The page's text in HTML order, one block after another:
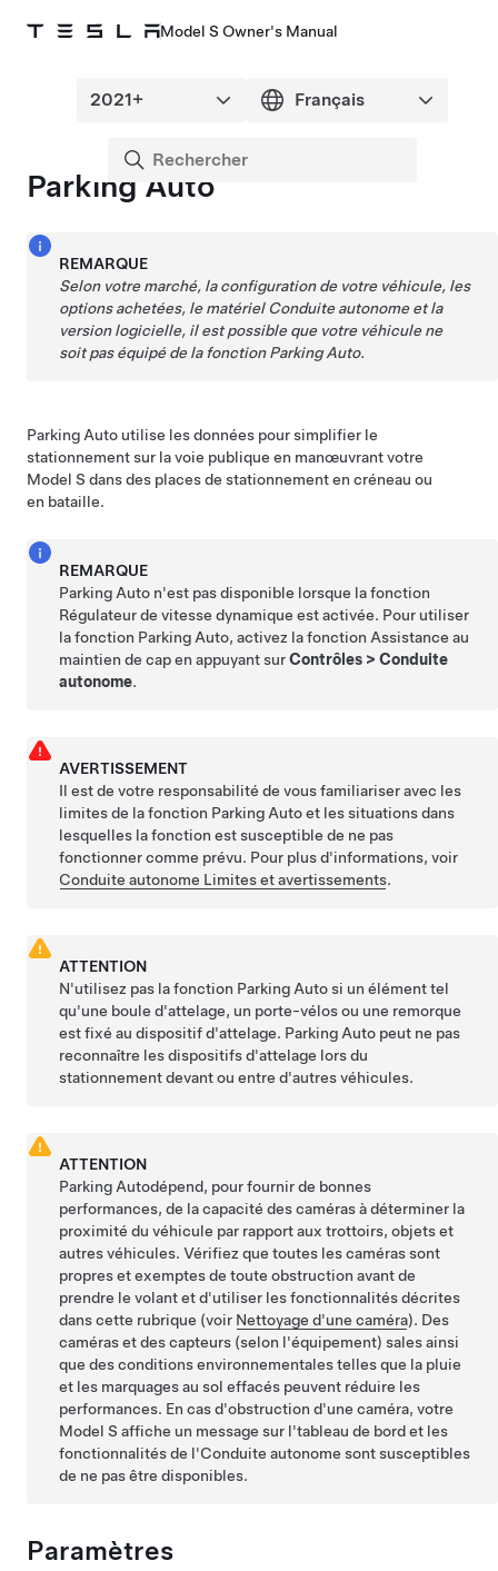
Model S Owner's Manual
Parking Auto
REMARQUE
Selon votre marché, la configuration de votre véhicule, les
options achetées, le matériel Conduite autonomeet la
version logicielle, il est possible que votre véhicule ne
soit pas équipé de la fonctionParking Auto.
Parking Auto utilise les données pour simplifier le
stationnement sur la voie publique en manœuvrant votre
Model S dans des places de stationnement en créneau ou
en bataille.
REMARQUE
Parking Auto n'est pas disponible lorsque la fonction
Régulateur de vitesse dynamique est activée. Pour utiliser
la fonction Parking Auto, activez la fonction Assistance au
maintien de capen appuyant surContrôles >Conduite
autonome.
AVERTISSEMENT
Il est de votre responsabilité de vous familiariser avec les
limites de la fonction Parking Autoet les situations dans
lesquelles la fonction est susceptible de ne pas
fonctionner comme prévu. Pour plus d'informations, voir
Conduite autonome Limites et avertissements.
ATTENTION
N'utilisez pas la fonction Parking Autosi un élément tel
qu'une boule d'attelage, un porte-vélos ou une remorque
est fixé au dispositif d'attelage. Parking Auto peut ne pas
reconnaître les dispositifs d'attelage lors du
stationnement devant ou entre d'autres véhicules.
ATTENTION
Parking Autodépend, pour fournir de bonnes
performances, de la capacité des caméras à déterminer la
proximité du véhicule par rapport aux trottoirs, objets et
autres véhicules.Vérifiez que toutes les caméras sont
propres et exemptes de toute obstruction avant de
prendre le volant et d'utiliser les fonctionnalités décrites
dans cette rubrique (voir Nettoyage d'une caméra). Des
caméraset des capteurs (selon l'équipement) sales ainsi
que des conditions environnementales telles que la pluie
et les marquages au sol effacés peuvent réduire les
performances. En cas d'obstruction d'une caméra, votre
Model S affiche un message sur l'tableau de bordet les
fonctionnalités de l'Conduite autonome sont susceptibles
de ne pas être disponibles.
Paramètres